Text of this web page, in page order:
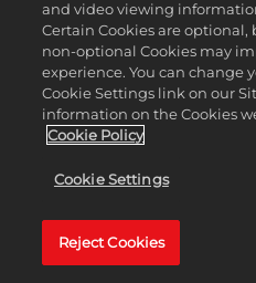
Una vez que te acerques
Got Next, tu Mi Jugador
presentará tus cartas
jugadores de la NBA que
« El
Amenaza
and video viewing
Certain Cookies are
non-optional Cookies may
experience. You can change
Cookie Settings link on our
information on the Cookies
Cookie Policy
Cookie Settings
Reject Cookies